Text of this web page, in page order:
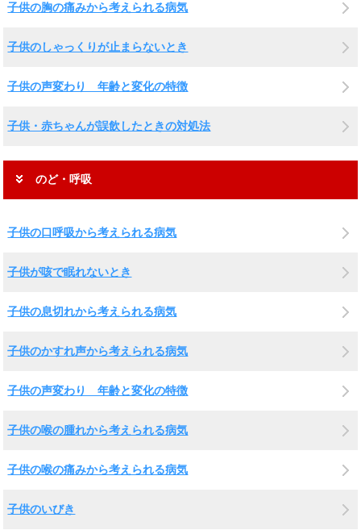
子供の胸の痛みから考えられる病気
子供のしゃっくりが止まらないとき
子供の声変わり 年齢と変化の特徴
子供・赤ちゃんが誤飲したときの対処法
のど・呼吸
子供の口呼吸から考えられる病気
子供が咳で眠れないとき
子供の息切れから考えられる病気
子供のかすれ声から考えられる病気
子供の声変わり 年齢と変化の特徴
子供の喉の腫れから考えられる病気
子供の喉の痛みから考えられる病気
子供のいびき